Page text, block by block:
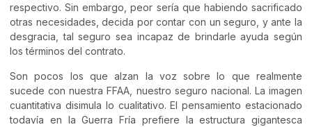
respectivo. Sin embargo, peor sería que habiendo sacrificado
otras necesidades, decida por contar con un seguro, y ante la
desgracia, tal seguro sea incapaz de brindarle ayuda según
los términos del contrato.
Son pocos los que alzan la voz sobre lo que realmente
sucede con nuestra FFAA, nuestro seguro nacional. La imagen
cuantitativa disimula lo cualitativo. El pensamiento estacionado
todavía en la Guerra Fría prefiere la estructura gigantesca